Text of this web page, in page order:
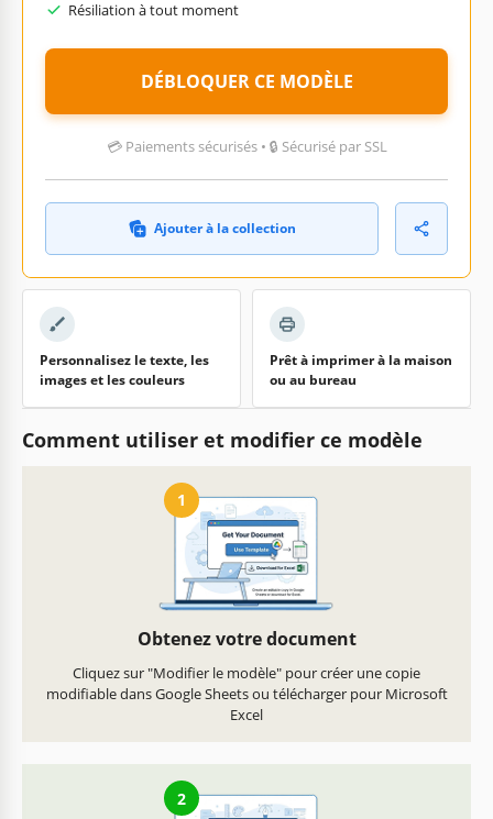
Résiliation à tout moment
DÉBLOQUER CE MODÈLE
💳 Paiements sécurisés • 🔒 Sécurisé par SSL
Ajouter à la collection
Personnalisez le texte, les
images et les couleurs
Prêt à imprimer à la maison
ou au bureau
Comment utiliser et modifier ce modèle
1
Obtenez votre document
Cliquez sur "Modifier le modèle" pour créer une copie
modifiable dans Google Sheets ou télécharger pour Microsoft
Excel
2